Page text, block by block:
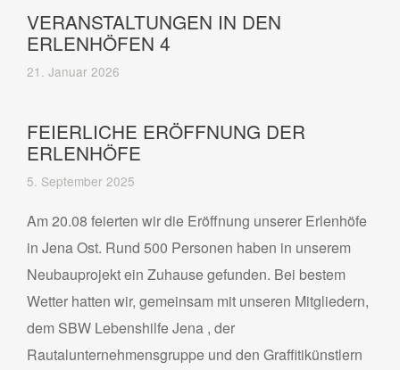
VERANSTALTUNGEN IN DEN
ERLENHÖFEN 4
21. Januar 2026
FEIERLICHE ERÖFFNUNG DER
ERLENHÖFE
5. September 2025
Am 20.08 feierten wir die Eröffnung unserer Erlenhöfe
in Jena Ost. Rund 500 Personen haben in unserem
Neubauprojekt ein Zuhause gefunden. Bei bestem
Wetter hatten wir, gemeinsam mit unseren Mitgliedern,
dem SBW Lebenshilfe Jena , der
Rautalunternehmensgruppe und den Graffitikünstlern